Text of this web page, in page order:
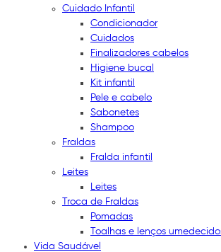
Cuidado Infantil
Condicionador
Cuidados
Finalizadores cabelos
Higiene bucal
Kit infantil
Pele e cabelo
Sabonetes
Shampoo
Fraldas
Fralda infantil
Leites
Leites
Troca de Fraldas
Pomadas
Toalhas e lenços
Vida Saudável